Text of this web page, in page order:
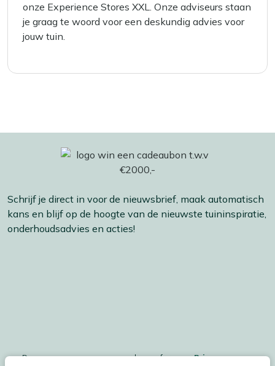
onze Experience Stores XXL. Onze adviseurs staan
je graag te woord voor een deskundig advies voor
jouw tuin.
Schrijf je direct in voor de nieuwsbrief, maak automatisch
kans en blijf op de hoogte van de nieuwste tuininspiratie,
onderhoudsadvies en acties!
De persoonsgegegevens worden conform onsPrivacy